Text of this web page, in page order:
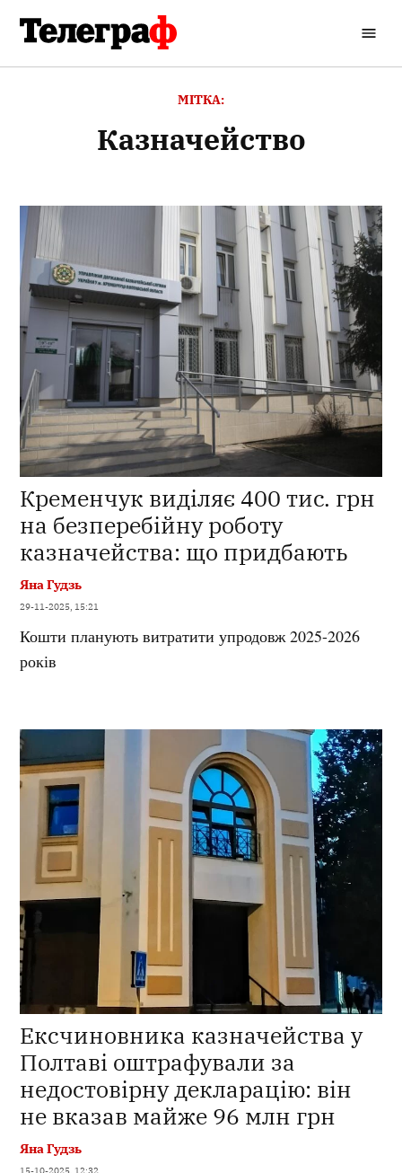
вмісту
Телеграф
МІТКА:
казначейство
Кременчук виділяє 400 тис. грн
на безперебійну роботу
казначейства: що придбають
Яна Гудзь
29-11-2025, 15:21
Кошти планують витратити упродовж 2025-2026
років
Ексчиновника казначейства у
Полтаві оштрафували за
недостовірну декларацію: він
не вказав майже 96 млн грн
Яна Гудзь
15-10-2025, 12:32